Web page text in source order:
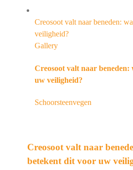
Creosoot valt naar beneden:
veiligheid?
Gallery
Creosoot valt naar
uw veiligheid?
Schoorsteenvegen
Creosoot valt naar
betekent dit voor uw